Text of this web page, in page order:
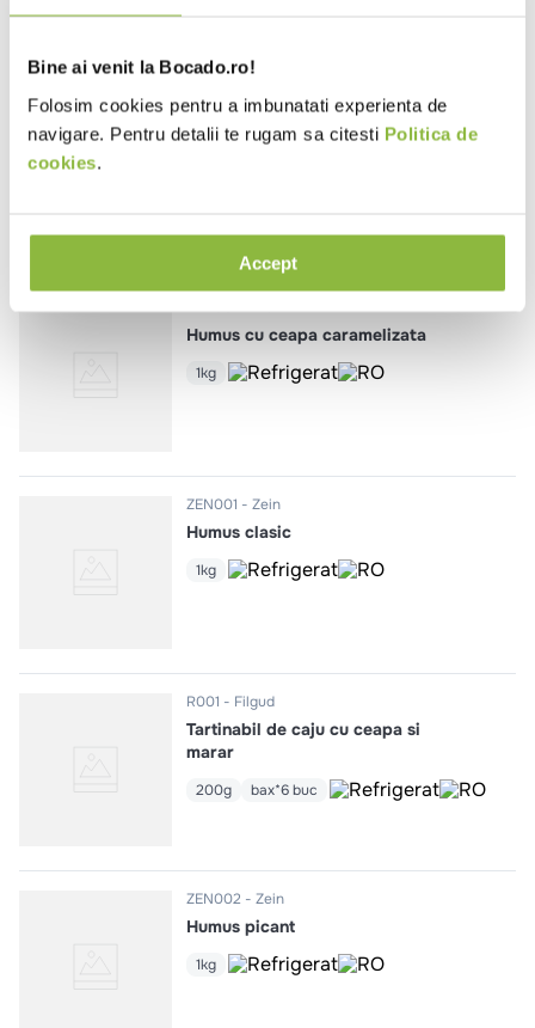
Bine ai venit la Bocado.ro!
Folosim cookies pentru a imbunatati experienta de
navigare. Pentru detalii te rugam sa citesti Politica de
cookies.
Accept
ZEN010 Zein
Humus cu pasta de ardei dulce
Humus cu ceapa caramelizata
1kg
ZEN001 Zein
Humus clasic
1kg
R001 Filgud
Tartinabil de caju cu ceapa si
marar
200g bax*6 buc
ZEN002 Zein
Humus picant
1kg